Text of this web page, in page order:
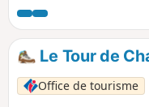
Le Tour de
Office de tourisme